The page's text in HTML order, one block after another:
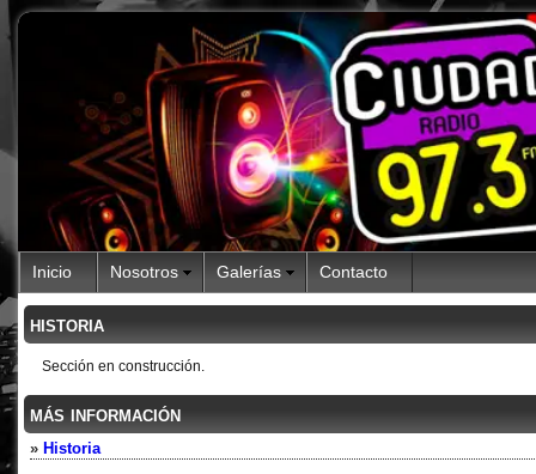
Inicio Nosotros Galerías Contacto
historia
Sección en construcción.
más información
» Historia